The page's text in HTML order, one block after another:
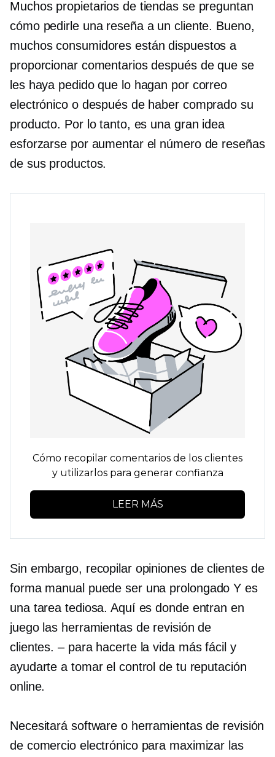
Muchos propietarios de tiendas se preguntan
cómo pedirle una reseña a un cliente. Bueno,
muchos consumidores están dispuestos a
proporcionar comentarios después de que se
les haya pedido que lo hagan por correo
electrónico o después de haber comprado su
producto. Por lo tanto, es una gran idea
esforzarse por aumentar el número de reseñas
de sus productos.
Cómo recopilar comentarios de los clientes
y utilizarlos para generar confianza
LEER MÁS
Sin embargo, recopilar opiniones de clientes de
forma manual puede ser una prolongado Y es
una tarea tediosa. Aquí es donde entran en
juego las herramientas de revisión de
clientes.–para hacerte la vida más fácil y
ayudarte a tomar el control de tu reputación
online.
Necesitará software o herramientas de revisión
de comercio electrónico para maximizar las